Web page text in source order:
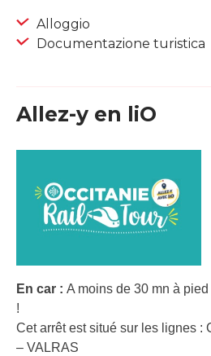
Alloggio
Documentazione turistica
Allez-y en liO
En car : A moins de 30 mn à pied
!
Cet arrêt est situé sur les lignes :
– VALRAS